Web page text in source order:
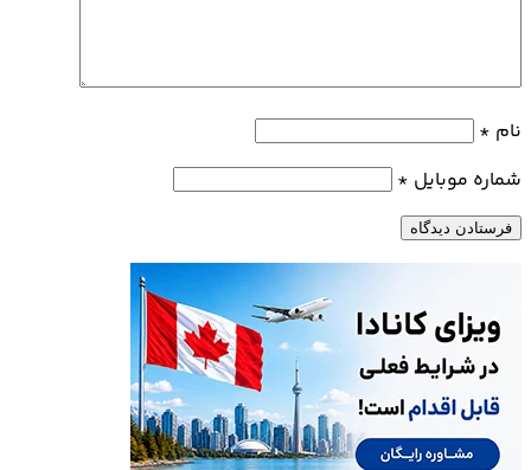
نام *
شماره موبایل *